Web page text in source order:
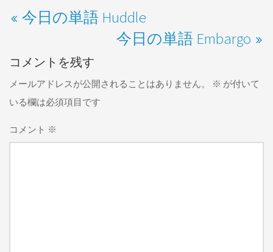
今日の単語 Huddle
今日の単語 Embargo
コメントを残す
メールアドレスが公開されることはありません。 ※ が付いて
いる欄は必須項目です
コメント ※